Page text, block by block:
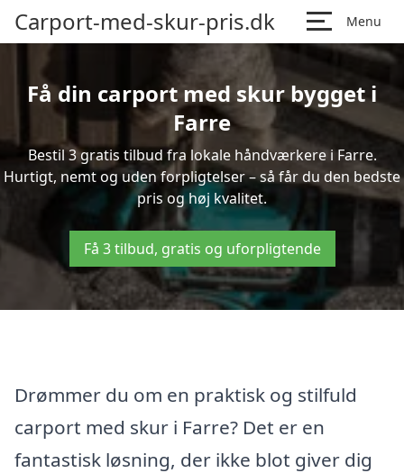
Carport-med-skur-pris.dk Menu
Få din carport med skur bygget i
Farre
Bestil 3 gratis tilbud fra lokale håndværkere i Farre.
Hurtigt, nemt og uden forpligtelser – så får du den bedste
pris og høj kvalitet.
Få 3 tilbud, gratis og uforpligtende
Drømmer du om en praktisk og stilfuld
carport med skur i Farre? Det er en
fantastisk løsning, der ikke blot giver dig